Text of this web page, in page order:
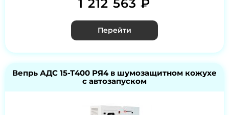
1 212 563 ₽
Перейти
Вепрь АДС 15-Т400 РЯ4 в шумозащитном кожухе
с автозапуском